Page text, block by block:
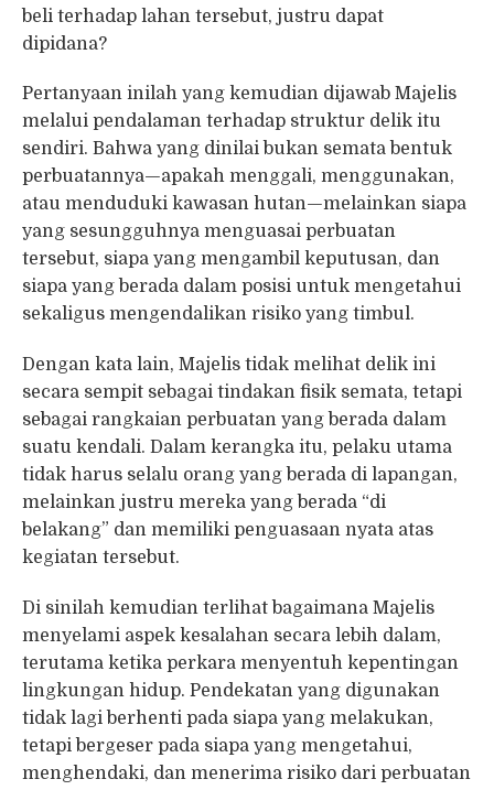
beli terhadap lahan tersebut, justru dapat
dipidana?
Pertanyaan inilah yang kemudian dijawab Majelis
melalui pendalaman terhadap struktur delik itu
sendiri. Bahwa yang dinilai bukan semata bentuk
perbuatannya—apakah menggali, menggunakan,
atau menduduki kawasan hutan—melainkan siapa
yang sesungguhnya menguasai perbuatan
tersebut, siapa yang mengambil keputusan, dan
siapa yang berada dalam posisi untuk mengetahui
sekaligus mengendalikan risiko yang timbul.
Dengan kata lain, Majelis tidak melihat delik ini
secara sempit sebagai tindakan fisik semata, tetapi
sebagai rangkaian perbuatan yang berada dalam
suatu kendali. Dalam kerangka itu, pelaku utama
tidak harus selalu orang yang berada di lapangan,
melainkan justru mereka yang berada “di
belakang” dan memiliki penguasaan nyata atas
kegiatan tersebut.
Di sinilah kemudian terlihat bagaimana Majelis
menyelami aspek kesalahan secara lebih dalam,
terutama ketika perkara menyentuh kepentingan
lingkungan hidup. Pendekatan yang digunakan
tidak lagi berhenti pada siapa yang melakukan,
tetapi bergeser pada siapa yang mengetahui,
menghendaki, dan menerima risiko dari perbuatan